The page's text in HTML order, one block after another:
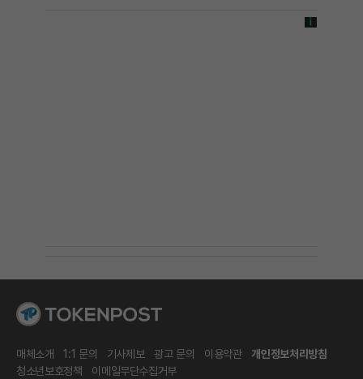
매체소개 1:1 문의 기사제보 광고 문의 이용약관
개인정보처리방침
청소년보호정책
이메일무단수집거부